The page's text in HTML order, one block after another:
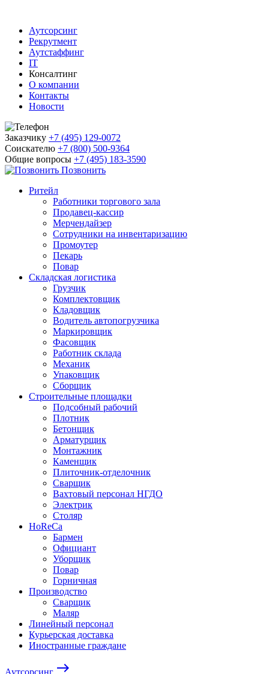
Аутсорсинг
Рекрутмент
Аутстаффинг
IT
Консалтинг
О компании
Контакты
Новости
Заказчику +7 (495) 129-0072
Соискателю +7 (800) 500-9364
Общие вопросы +7 (495) 183-3590
Позвонить
Ритейл
Работники торгового зала
Продавец-кассир
Мерчендайзер
Сотрудники на инвентаризацию
Промоутер
Пекарь
Повар
Складская логистика
Грузчик
Комплектовщик
Кладовщик
Водитель автопогрузчика
Маркировщик
Фасовщик
Работник склада
Механик
Упаковщик
Сборщик
Строительные площадки
Подсобный рабочий
Плотник
Бетонщик
Арматурщик
Монтажник
Каменщик
Плиточник-отделочник
Сварщик
Вахтовый персонал НГДО
Электрик
Столяр
HoReCa
Бармен
Официант
Уборщик
Повар
Горничная
Производство
Сварщик
Маляр
Линейный персонал
Курьерская доставка
Иностранные граждане
Аутсорсинг east